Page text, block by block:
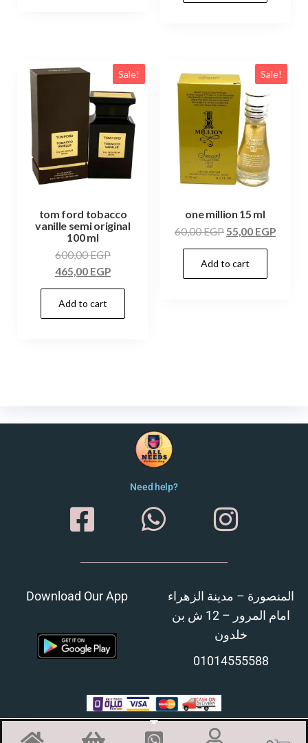
Sale!
tom ford tobacco
vanille semi original
100 ml
600,00EGP
465,00 EGP
Add to cart
Sale!
one million 15 ml
60,00EGP55,00 EGP
Add to cart
Need help?
Download Our App
المنصورة – مدينة الزهراء
امام المرور – 12 ش بن
خلدون
01014555588